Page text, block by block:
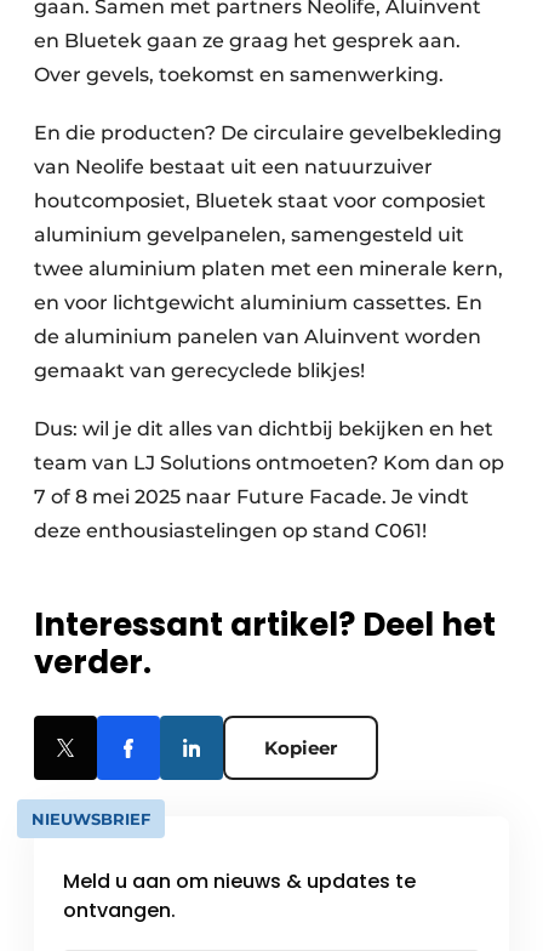
gaan. Samen met partners Neolife, Aluinvent
en Bluetek gaan ze graag het gesprek aan.
Over gevels, toekomst en samenwerking.
En die producten? De circulaire gevelbekleding
van Neolife bestaat uit een natuurzuiver
houtcomposiet, Bluetek staat voor composiet
aluminium gevelpanelen, samengesteld uit
twee aluminium platen met een minerale kern,
en voor lichtgewicht aluminium cassettes. En
de aluminium panelen van Aluinvent worden
gemaakt van gerecyclede blikjes!
Dus: wil je dit alles van dichtbij bekijken en het
team van LJ Solutions ontmoeten? Kom dan op
7 of 8 mei 2025 naar Future Facade. Je vindt
deze enthousiastelingen op stand C061!
Interessant artikel? Deel het
verder.
Kopieer
NIEUWSBRIEF
Meld u aan om nieuws & updates te
ontvangen.